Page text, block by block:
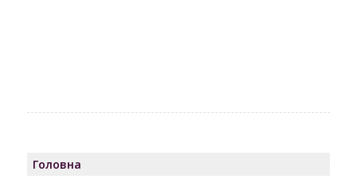
Головна